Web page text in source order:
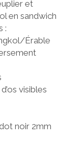
et
en sandwich
:
Érable
visibles
noir 2mm